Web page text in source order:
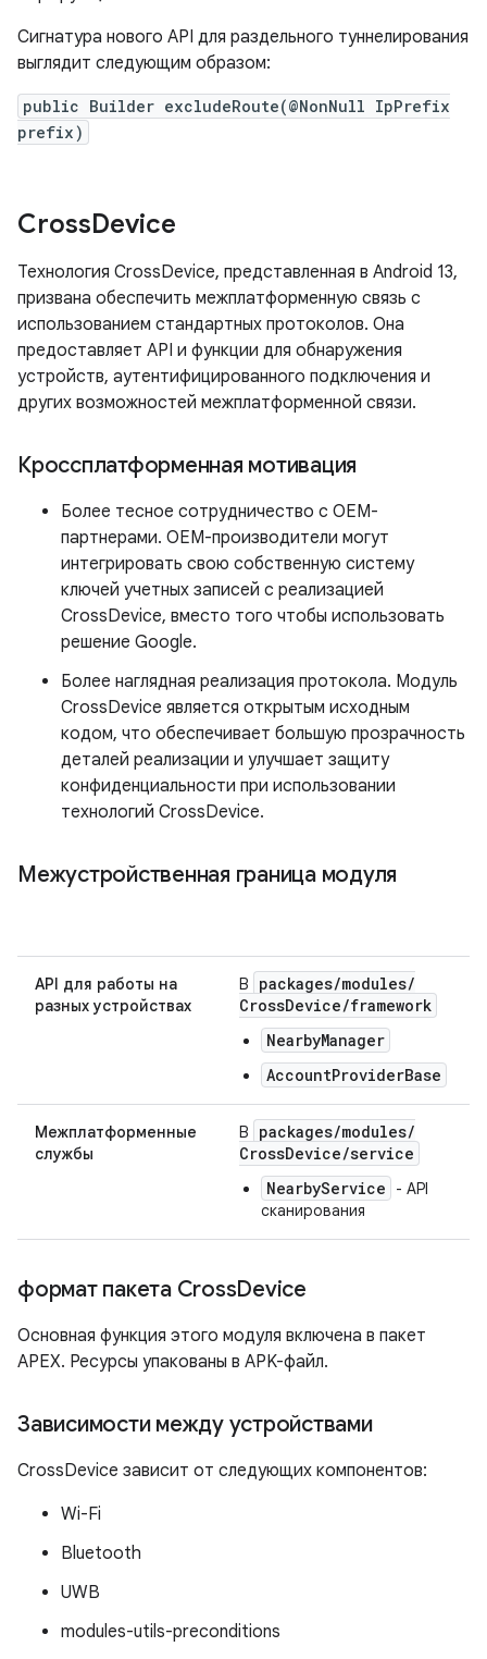
Сигнатура нового API для раздельного туннелирования
выглядит следующим образом:
public Builder excludeRoute(@NonNull IpPrefix
prefix)
CrossDevice
Технология CrossDevice, представленная в Android 13,
призвана обеспечить межплатформенную связь с
использованием стандартных протоколов. Она
предоставляет API и функции для обнаружения
устройств, аутентифицированного подключения и
других возможностей межплатформенной связи.
Кроссплатформенная мотивация
Более тесное сотрудничество с OEM-
партнерами. OEM-производители могут
интегрировать свою собственную систему
ключей учетных записей с реализацией
CrossDevice, вместо того чтобы использовать
решение Google.
Более наглядная реализация протокола. Модуль
CrossDevice является открытым исходным
кодом, что обеспечивает большую прозрачность
деталей реализации и улучшает защиту
конфиденциальности при использовании
технологий CrossDevice.
Межустройственная граница модуля
API для работы на
разных устройствах
В packages/modules/
CrossDevice/framework
NearbyManager
AccountProviderBase
Межплатформенные
службы
В packages/modules/
CrossDevice/service
NearbyService
- API
сканирования
формат пакета CrossDevice
Основная функция этого модуля включена в пакет
APEX. Ресурсы упакованы в APK-файл.
Зависимости между устройствами
CrossDevice зависит от следующих компонентов:
Wi-Fi
Bluetooth
UWB
modules-utils-preconditions